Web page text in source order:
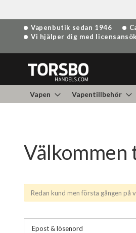
Hoppa
till
Vapenbutik sedan 1946
Vi hjälper dig med
Vapen Vapentillbehör
Välkommen
Redan kund men första gången på
Epost & lösenord